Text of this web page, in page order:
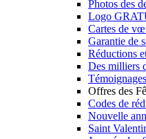
Photos des
Logo
Cartes de
Garantie de
Réductions
Des milliers
Témoignages
Offres des
Codes de
Nouvelle
Saint